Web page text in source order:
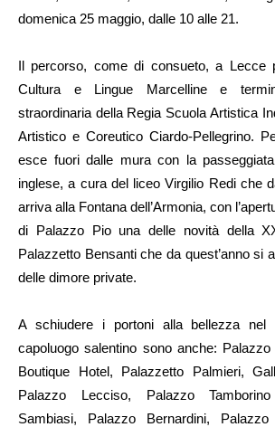
domenica 25 maggio, dalle 10 alle 21.
Il percorso, come di consueto, a Lecce
Cultura e Lingue Marcelline e
straordinaria della Regia Scuola Artistica
Artistico e Coreutico Ciardo-Pellegrino.
esce fuori dalle mura con la
inglese, a cura del liceo Virgilio Redi che
arriva alla Fontana dell’Armonia, con
di Palazzo Pio una delle novità della
Palazzetto Bensanti che da quest’anno si
delle dimore private.
A schiudere i portoni alla bellezza nel
capoluogo salentino sono anche:
Boutique Hotel, Palazzetto Palmieri,
Palazzo Lecciso, Palazzo
Sambiasi, Palazzo Bernardini,